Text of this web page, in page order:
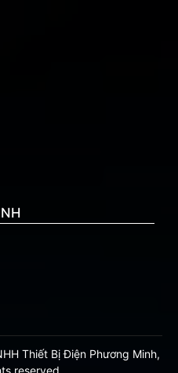
Thiết Bị Điện Phương Minh,
reserved